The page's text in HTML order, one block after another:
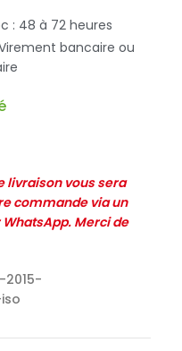
: 48 à 72 heures
bancaire ou
livraison vous sera
commande via un
Merci de